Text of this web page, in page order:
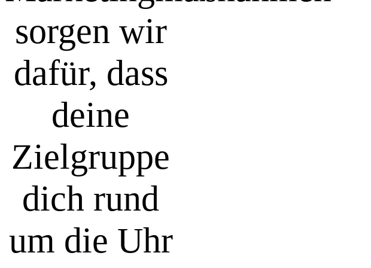
sorgen wir
dafür, dass
deine
Zielgruppe
dich rund
um die Uhr